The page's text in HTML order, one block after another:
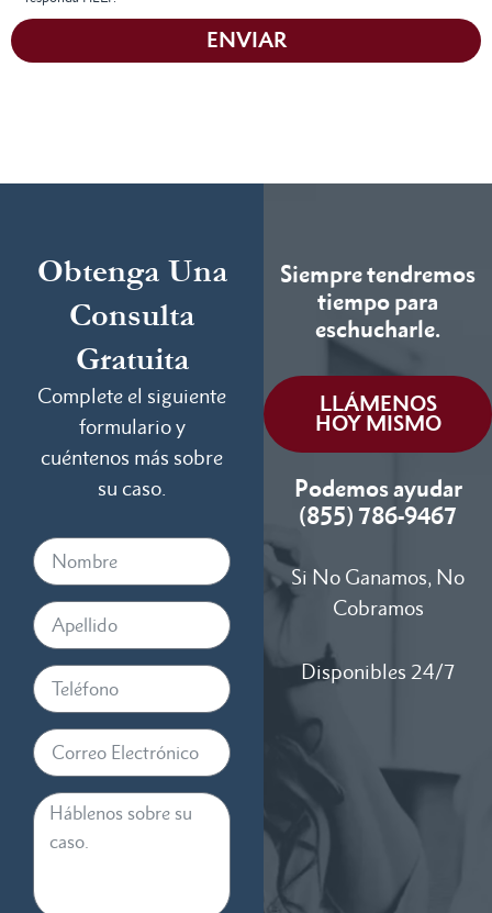
ENVIAR
Obtenga Una
Consulta
Gratuita
Complete el siguiente
formulario y
cuéntenos más sobre
su caso.
Siempre tendremos
tiempo para
eschucharle.
LLÁMENOS
HOY MISMO
Podemos ayudar
(855) 786-9467
Si No Ganamos, No
Cobramos
Disponibles 24/7